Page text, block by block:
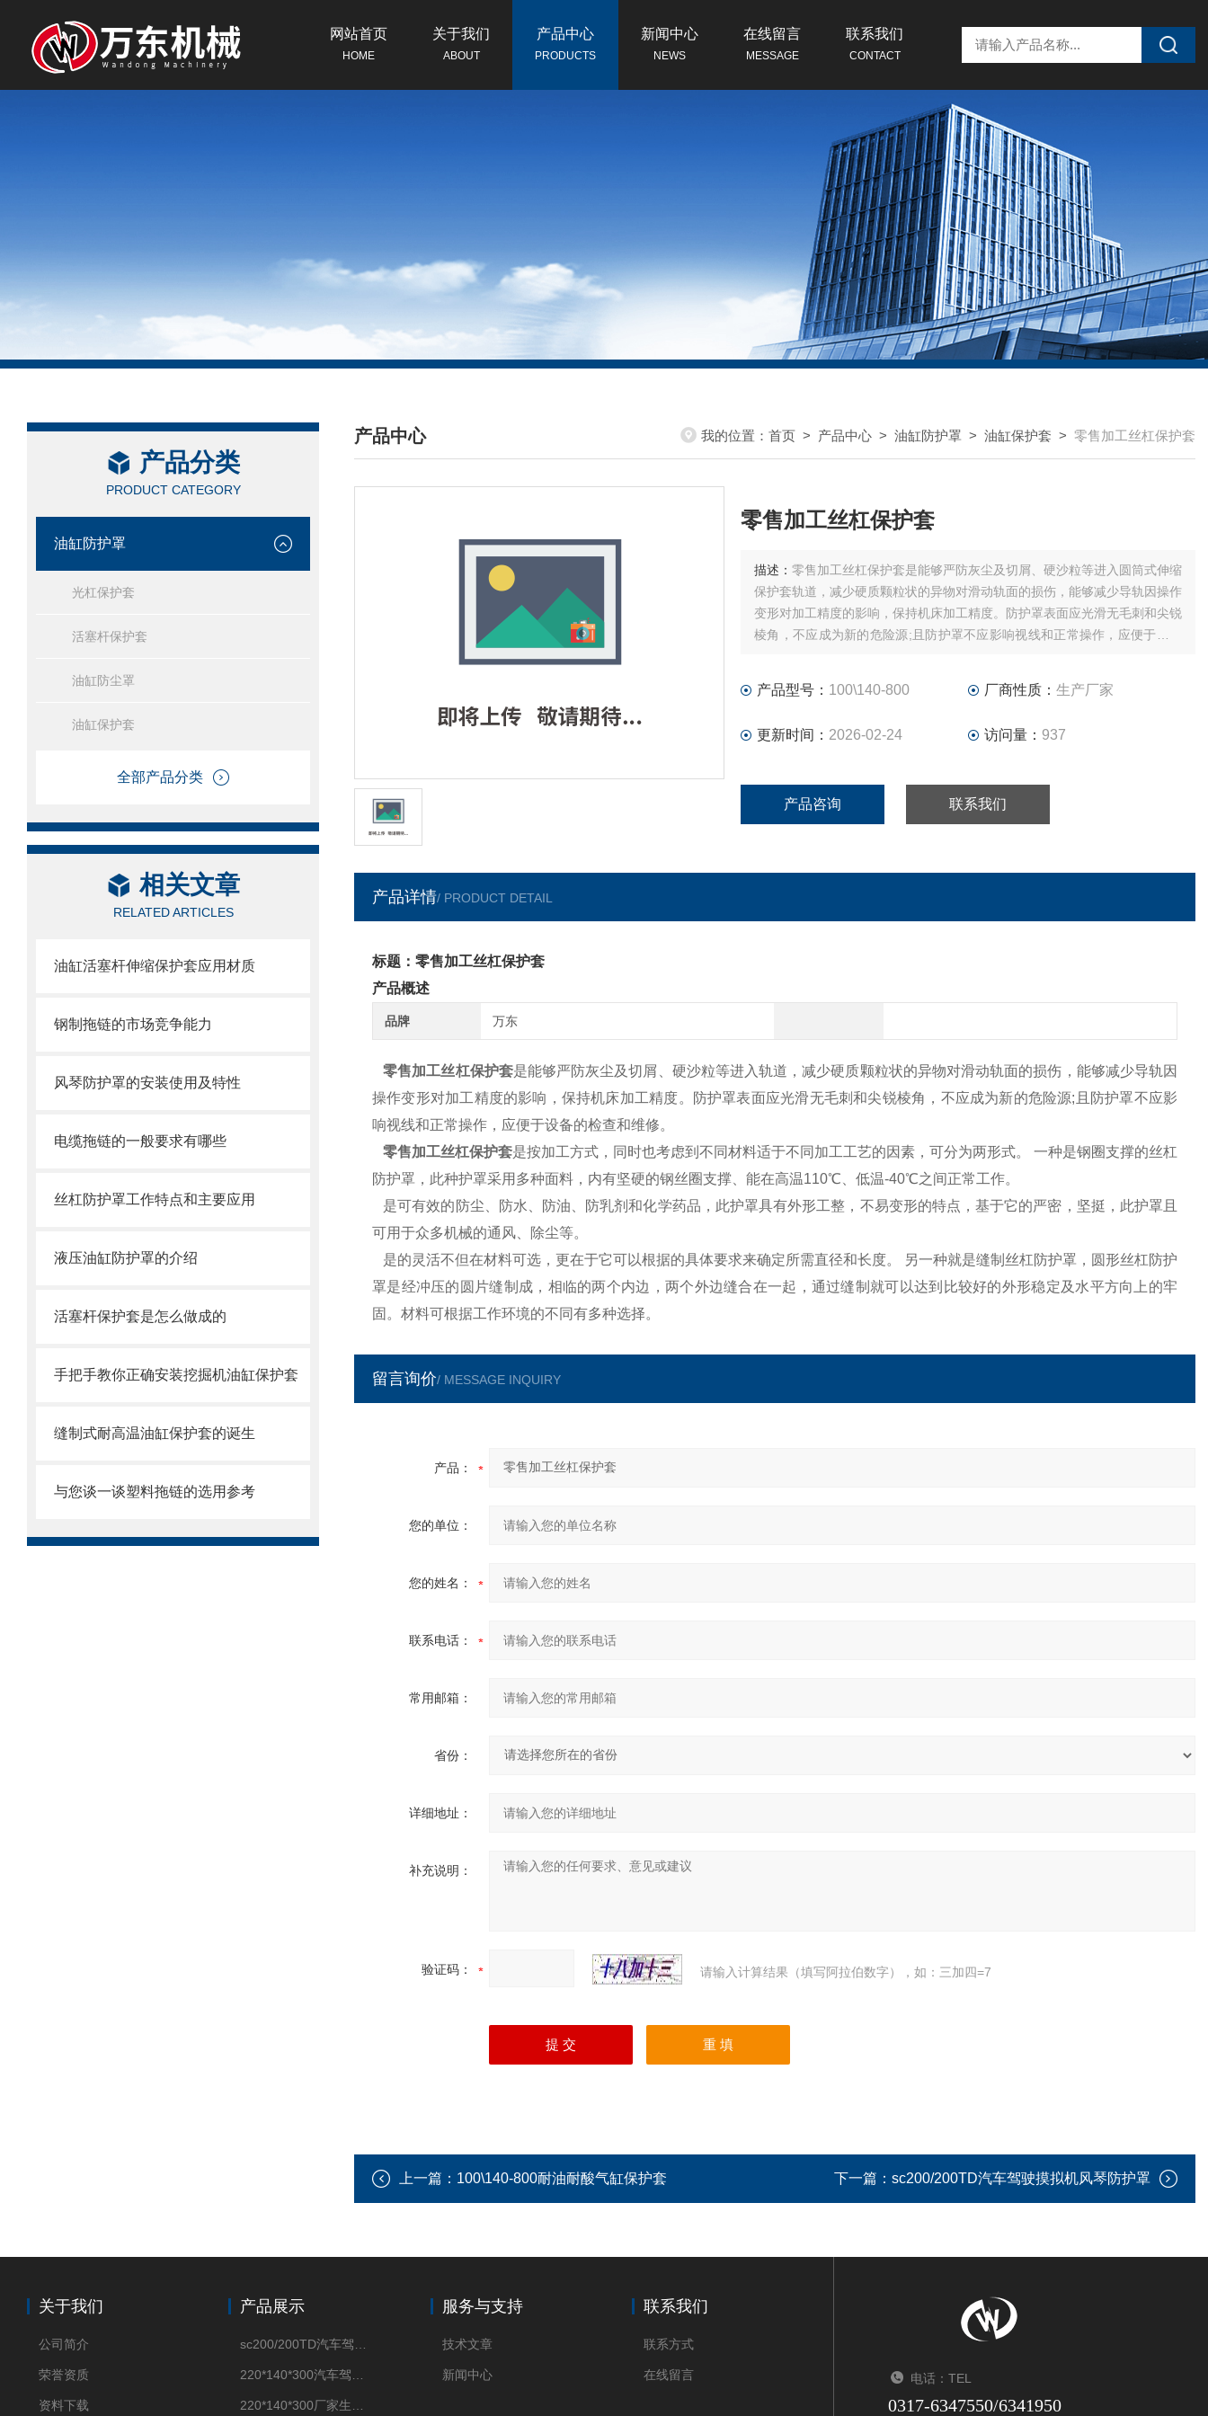
网站首页
HOME
关于我们
ABOUT
产品中心
PRODUCTS
新闻中心
NEWS
在线留言
MESSAGE
联系我们
CONTACT
产品分类
PRODUCT CATEGORY
油缸防护罩
光杠保护套
活塞杆保护套
油缸防尘罩
油缸保护套
全部产品分类
相关文章
RELATED ARTICLES
油缸活塞杆伸缩保护套应用材质
钢制拖链的市场竞争能力
风琴防护罩的安装使用及特性
电缆拖链的一般要求有哪些
丝杠防护罩工作特点和主要应用
液压油缸防护罩的介绍
活塞杆保护套是怎么做成的
手把手教你正确安装挖掘机油缸保护套
缝制式耐高温油缸保护套的诞生
与您谈一谈塑料拖链的选用参考
产品中心
/ PRODUCTS CENTER
我的位置： 首页 > 产品中心 > 油缸防护罩 > 油缸保护套 > 零售加工丝杠保护套
零售加工丝杠保护套
描述： 零售加工丝杠保护套是能够严防灰尘及切屑、硬沙粒等进入圆筒式伸缩
保护套轨道，减少硬质颗粒状的异物对滑动轨面的损伤，能够减少导轨因操作
变形对加工精度的影响，保持机床加工精度。防护罩表面应光滑无毛刺和尖锐
棱角，不应成为新的危险源;且防护罩不应影响视线和正常操作，应便于设备
产品型号： 100\140-800 厂商性质： 生产厂家
更新时间： 2026-02-24 访问量： 937
产品咨询 联系我们
产品详情/ PRODUCT DETAIL
标题：零售加工丝杠保护套
产品概述
品牌 万东
零售加工丝杠保护套是能够严防灰尘及切屑、硬沙粒等进入轨道，减少硬质颗粒状的异物对滑动轨面的损伤，能够减少导轨因
操作变形对加工精度的影响，保持机床加工精度。防护罩表面应光滑无毛刺和尖锐棱角，不应成为新的危险源;且防护罩不应影
响视线和正常操作，应便于设备的检查和维修。
零售加工丝杠保护套是按加工方式，同时也考虑到不同材料适于不同加工工艺的因素，可分为两形式。 一种是钢圈支撑的丝杠
防护罩，此种护罩采用多种面料，内有坚硬的钢丝圈支撑、能在高温110℃、低温-40℃之间正常工作。
是可有效的防尘、防水、防油、防乳剂和化学药品，此护罩具有外形工整，不易变形的特点，基于它的严密，坚挺，此护罩且
可用于众多机械的通风、除尘等。
是的灵活不但在材料可选，更在于它可以根据的具体要求来确定所需直径和长度。 另一种就是缝制丝杠防护罩，圆形丝杠防护
罩是经冲压的圆片缝制成，相临的两个内边，两个外边缝合在一起，通过缝制就可以达到比较好的外形稳定及水平方向上的牢
固。材料可根据工作环境的不同有多种选择。
留言询价/ MESSAGE INQUIRY
产品：
您的单位：
您的姓名：
联系电话：
常用邮箱：
省份：
详细地址：
补充说明：
验证码： 请输入计算结果（填写阿拉伯数字），如：三加四=7
上一篇： 100\140-800耐油耐酸气缸保护套 下一篇： sc200/200TD汽车驾驶摸拟机风琴防护罩
关于我们
公司简介
荣誉资质
资料下载
产品展示 服务与支持
技术文章
新闻中心
联系我们
联系方式
在线留言 电话：TEL
0317-6347550/6341950